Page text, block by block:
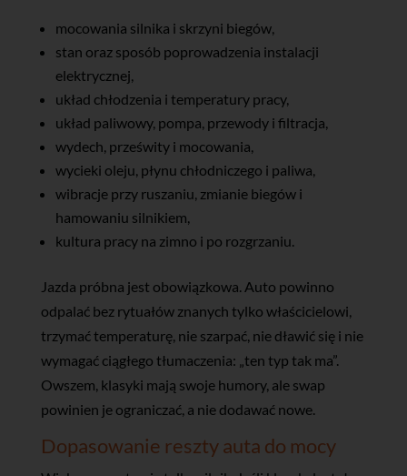
mocowania silnika i skrzyni biegów,
stan oraz sposób poprowadzenia instalacji
elektrycznej,
układ chłodzenia i temperatury pracy,
układ paliwowy, pompa, przewody i filtracja,
wydech, prześwity i mocowania,
wycieki oleju, płynu chłodniczego i paliwa,
wibracje przy ruszaniu, zmianie biegów i
hamowaniu silnikiem,
kultura pracy na zimno i po rozgrzaniu.
Jazda próbna jest obowiązkowa. Auto powinno
odpalać bez rytuałów znanych tylko właścicielowi,
trzymać temperaturę, nie szarpać, nie dławić się i nie
wymagać ciągłego tłumaczenia: „ten typ tak ma”.
Owszem, klasyki mają swoje humory, ale swap
powinien je ograniczać, a nie dodawać nowe.
Dopasowanie reszty auta do mocy